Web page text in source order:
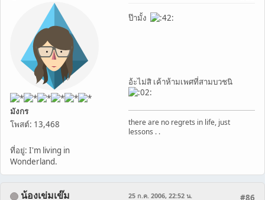
มังกร
โพสต์: 13,468
ที่อยู่: I'm living in
Wonderland.
ป๊ามั้ง
อ้ะไม่สิ เค้าห้ามเพศที่สามบวชนิ
there are no regrets in life, just
lessons . .
น้องเข่มเข๊ม #86
25 ก.ค. 2006, 22:52 น.